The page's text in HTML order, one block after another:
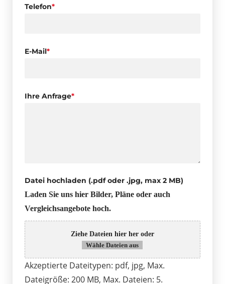
Telefon*
E-Mail*
Ihre Anfrage*
Datei hochladen (.pdf oder .jpg, max 2 MB)
Ziehe Dateien hier her oder
Wähle Dateien aus
Akzeptierte Dateitypen: pdf, jpg, Max.
Dateigröße: 200 MB, Max. Dateien: 5.
Laden Sie uns hier Bilder, Pläne oder auch
Vergleichsangebote hoch.